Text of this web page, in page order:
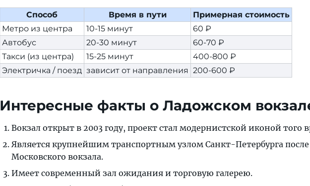
Способ Время в пути
Примерная стоимость
Метро из центра
10-15 минут
60 ₽
Автобус
20-30 минут
60-70 ₽
Такси (из центра)
15-25 минут
400-800 ₽
Электричка / поезд зависит от направления 200-600 ₽
Интересные факты о Ладожском
Вокзал открыт в 2003 году, проект стал модернистской иконой того
Является крупнейшим транспортным узлом Санкт-Петербурга после
Московского вокзала.
Имеет современный зал ожидания и торговую галерею.